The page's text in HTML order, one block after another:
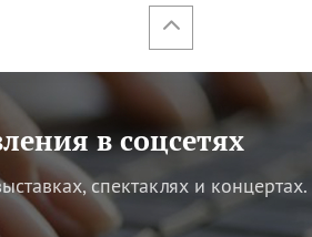
в соцсетях
спектаклях и концертах.